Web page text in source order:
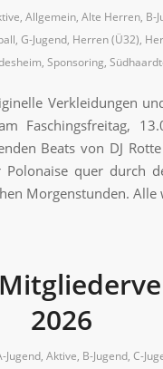
, Allgemein, Alte Herren, B-
, G-Jugend, Herren (Ü32),
, Sponsoring,
Verkleidungen
Faschingsfreitag,
Beats von DJ
quer durch
Morgenstunden.
2026
Jugend, Aktive, B-Jugend, C-